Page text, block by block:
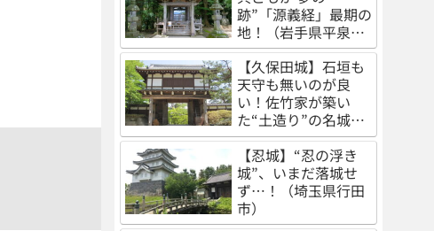
跡”「源義経」最期の
地！（岩手県平泉
町）
【久保田城】石垣も
天守も無いのが良
い！佐竹家が築い
た“土造り”の名城
（秋田県秋田市）
【忍城】“忍の浮き
城”、いまだ落城せ
ず…！（埼玉県行田
市）